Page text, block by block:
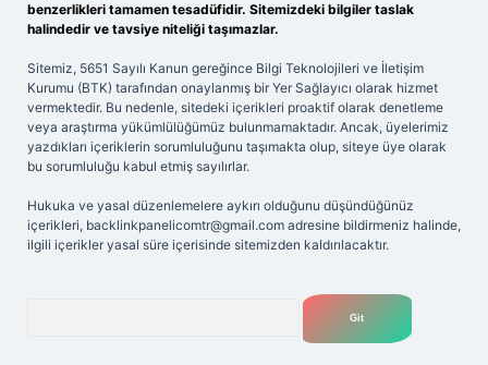
benzerlikleri tamamen tesadüfidir. Sitemizdeki bilgiler taslak
halindedir ve tavsiye niteliği taşımazlar.
Sitemiz, 5651 Sayılı Kanun gereğince Bilgi Teknolojileri ve İletişim
Kurumu (BTK) tarafından onaylanmış bir Yer Sağlayıcı olarak hizmet
vermektedir. Bu nedenle, sitedeki içerikleri proaktif olarak denetleme
veya araştırma yükümlülüğümüz bulunmamaktadır. Ancak, üyelerimiz
yazdıkları içeriklerin sorumluluğunu taşımakta olup, siteye üye olarak
bu sorumluluğu kabul etmiş sayılırlar.
Hukuka ve yasal düzenlemelere aykırı olduğunu düşündüğünüz
içerikleri, backlinkpanelicomtr@gmail.com adresine bildirmeniz halinde,
ilgili içerikler yasal süre içerisinde sitemizden kaldırılacaktır.